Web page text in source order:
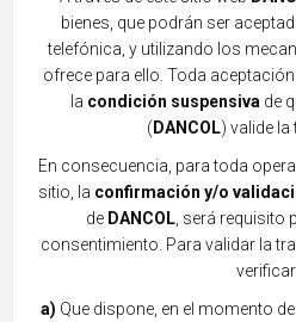
bienes, que podrán ser
telefónica, y utilizando los
ofrece para ello. Toda
la condición suspensiva de
( DANCOL) valide la
En consecuencia, para toda
sitio, la confirmación y/o
de DANCOL, será requisito
consentimiento. Para validar la
a) Que dispone, en el momento